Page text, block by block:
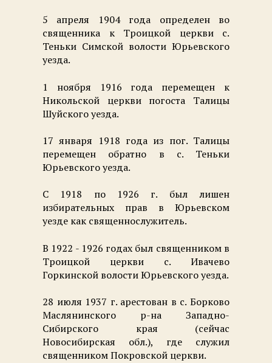
5 апреля 1904 года определен во
священника к Троицкой церкви с.
Теньки Симской волости Юрьевского
уезда.
1 ноября 1916 года перемещен к
Никольской церкви погоста Талицы
Шуйского уезда.
17 января 1918 года из пог. Талицы
перемещен обратно в с. Теньки
Юрьевского уезда.
С 1918 по 1926 г. был лишен
избирательных прав в Юрьевском
уезде как священнослужитель.
В 1922 - 1926 годах был священником в
Троицкой церкви с. Ивачево
Горкинской волости Юрьевского уезда.
28 июля 1937 г. арестован в с. Борково
Маслянинского р-на Западно-
Сибирского края (сейчас
Новосибирская обл.), где служил
священником Покровской церкви.